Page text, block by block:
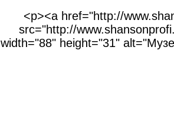
<p><a href="http://
src="http://
width="88" height="31"